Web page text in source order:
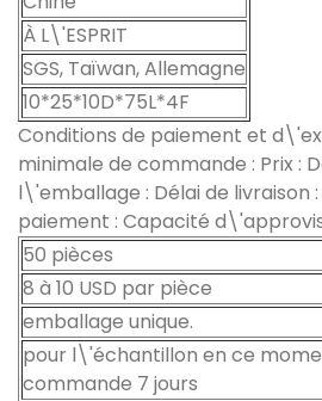
À L\'ESPRIT
SGS, Taïwan, Allemagne
10*25*10D*75L*4F
Conditions de paiement et
minimale de commande : Prix :
l\'emballage : Délai de livraison
paiement : Capacité
50 pièces
8 à 10 USD par pièce
emballage unique.
pour l\'échantillon en ce
commande 7 jours